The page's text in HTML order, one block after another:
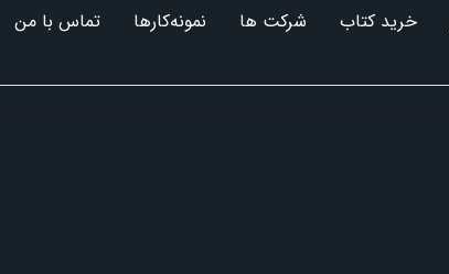
خرید کتاب شرکت ها نمونه‌کارها تماس با من